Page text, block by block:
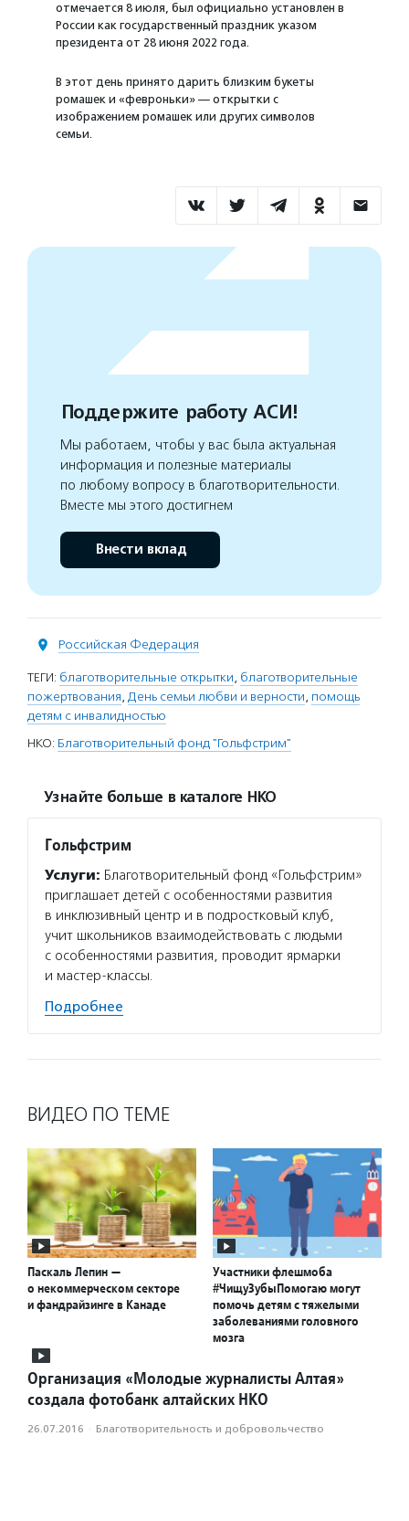
отмечается 8 июля, был официально установлен в
России как государственный праздник указом
президента от 28 июня 2022 года.
В этот день принято дарить близким букеты
ромашек и «февроньки» — открытки с
изображением ромашек или других символов
семьи.
Поддержите работу АСИ!
Мы работаем, чтобы у вас была актуальная
информация и полезные материалы
по любому вопросу в благотворительности.
Вместе мы этого достигнем
Внести вклад
Российская Федерация
ТЕГИ: благотворительные открытки, благотворительные
пожертвования, День семьи любви и верности, помощь
детям с инвалидностью
НКО: Благотворительный фонд "Гольфстрим"
Узнайте больше в каталоге НКО
Гольфстрим
Услуги: Благотворительный фонд «Гольфстрим»
приглашает детей с особенностями развития
в инклюзивный центр и в подростковый клуб,
учит школьников взаимодействовать с людьми
с особенностями развития, проводит ярмарки
и мастер-классы.
Подробнее
ВИДЕО ПО ТЕМЕ
Паскаль Лепин —
о некоммерческом секторе
и фандрайзинге в Канаде
Участники флешмоба
#ЧищуЗубыПомогаю могут
помочь детям с тяжелыми
заболеваниями головного
мозга
Организация «Молодые журналисты Алтая»
создала фотобанк алтайских НКО
26.07.2016 · Благотвори­тель­ность и доброволь­чест­во